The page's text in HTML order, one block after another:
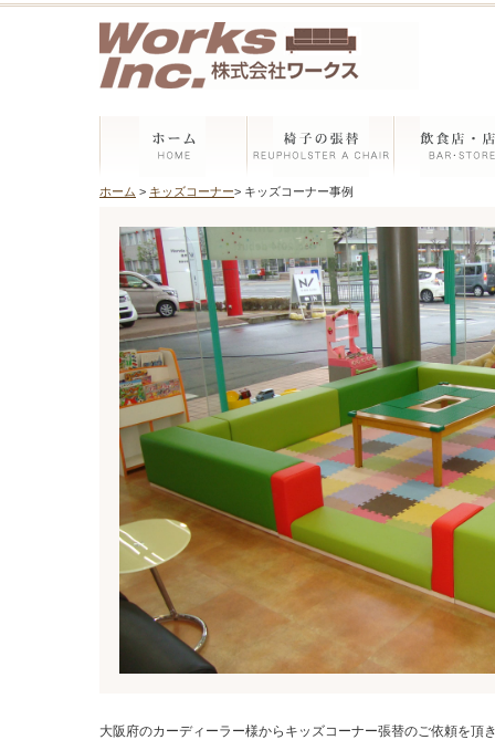
ホーム > キッズコーナー> キッズコーナー事例
大阪府のカーディーラー様からキッズコーナー張替のご依頼を頂